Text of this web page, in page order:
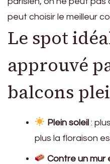
peut choisir le meilleur
Le spot
approuvé
balcons
Plein soleil:
plus la floraison
Contre un mur